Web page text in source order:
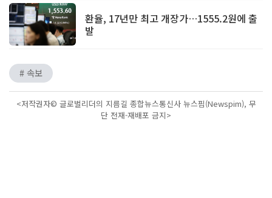
환율, 17년만 최고 개장가…1555.2원에 출
발
# 속보
<저작권자© 글로벌리더의 지름길 종합뉴스통신사 뉴스핌(Newspim), 무
단 전재-재배포 금지>